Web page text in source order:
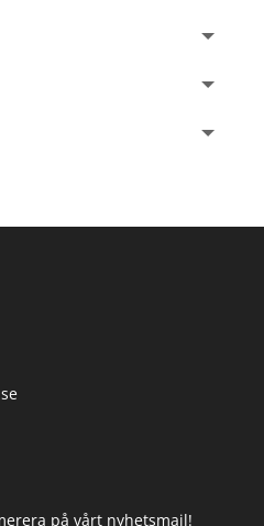
på vårt nyhetsmail!